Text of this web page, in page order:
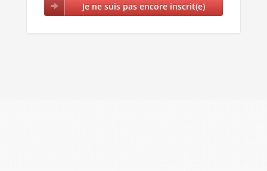
Je ne suis pas encore inscrit(e)